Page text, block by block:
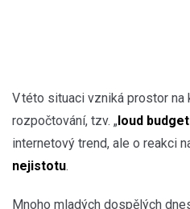
V této situaci vzniká prostor na
rozpočtování, tzv. „loud
internetový trend, ale o reakci
nejistotu.
Mnoho mladých dospělých